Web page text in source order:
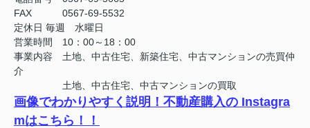
FAX
0567-69-5532
定休日 毎週 水曜日
営業時間 10：00～18：00
事業内容 土地、中古住宅、新築住宅、中古マンションの売買仲
介
土地、中古住宅、中古マンションの買取
画像でわかりやすく説明！不動産購入の Instagra
mはこちら！！